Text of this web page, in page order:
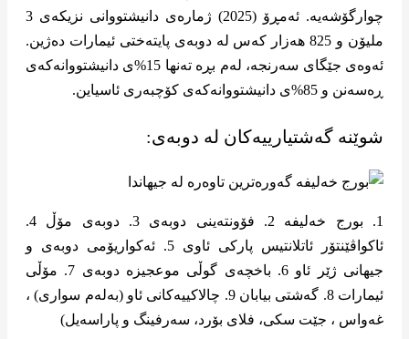
چوارگۆشەیە. ئەمڕۆ (2025) ژمارەی دانیشتووانی نزیکەی 3
ملیۆن و 825 هەزار کەس لە دوبەی پایتەختی ئیمارات دەژین.
ئەوەی جێگای سەرنجە، لەم بڕە تەنها 15%ی دانیشتووانەکەی
ڕەسەنن و 85%ی دانیشتووانەکەی کۆچبەری ئاسیاین.
شوێنە گەشتیارییەکان لە دوبەی:
1. بورج خەلیفە 2. فۆونتەینی دوبەی 3. دوبەی مۆڵ 4.
ئاکواڤێنتۆر ئاتلانتیس پارکی ئاوی 5. ئەکواریۆمی دوبەی و
جیهانی ژێر ئاو 6. باخچەی گوڵی موعجیزە دوبەی 7. مۆڵی
ئیمارات 8. گەشتی بیابان 9. چالاکییەکانی ئاو (بەلەم سواری) ،
غەواس ، جێت سکی، فلای بۆرد، سەرفینگ و پاراسەیل)